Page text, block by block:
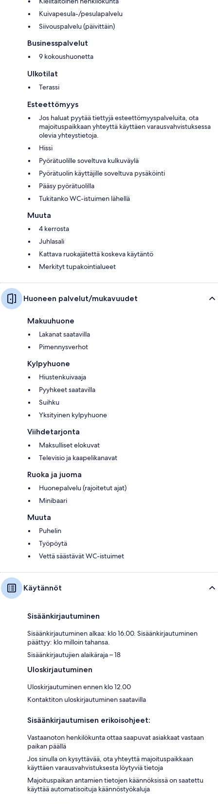
Kuivapesula-/pesulapalvelu
Siivouspalvelu (päivittäin)
Businesspalvelut
9 kokoushuonetta
Ulkotilat
Terassi
Esteettömyys
Jos haluat pyytää tiettyjä esteettömyyspalveluita, ota
majoituspaikkaan yhteyttä käyttäen varausvahvistuksessa
olevia yhteystietoja.
Hissi
Pyörätuolille soveltuva kulkuväylä
Pyörätuolin käyttäjille soveltuva pysäköinti
Pääsy pyörätuolilla
Tukitanko WC-istuimen lähellä
Muuta
4 kerrosta
Juhlasali
Kattava ruokajätettä koskeva käytäntö
Merkityt tupakointialueet
Huoneen palvelut/mukavuudet
Makuuhuone
Lakanat saatavilla
Pimennysverhot
Kylpyhuone
Hiustenkuivaaja
Pyyhkeet saatavilla
Suihku
Yksityinen kylpyhuone
Viihdetarjonta
Maksulliset elokuvat
Televisio ja kaapelikanavat
Ruoka ja juoma
Huonepalvelu (rajoitetut ajat)
Minibaari
Muuta
Puhelin
Työpöytä
Vettä säästävät WC-istuimet
Käytännöt
Sisäänkirjautuminen
Sisäänkirjautuminen alkaa: klo 16.00. Sisäänkirjautuminen
päättyy: klo milloin tahansa.
Sisäänkirjautujien alaikäraja – 18
Uloskirjautuminen
Uloskirjautuminen ennen klo 12.00
Kontaktiton uloskirjautuminen saatavilla
Sisäänkirjautumisen erikoisohjeet:
Vastaanoton henkilökunta ottaa saapuvat asiakkaat vastaan
paikan päällä
Jos sinulla on kysyttävää, ota yhteyttä majoituspaikkaan
käyttäen varausvahvistuksesta löytyviä tietoja
Majoituspaikan antamien tietojen käännöksissä on saatettu
käyttää automatisoituja käännöstyökaluja